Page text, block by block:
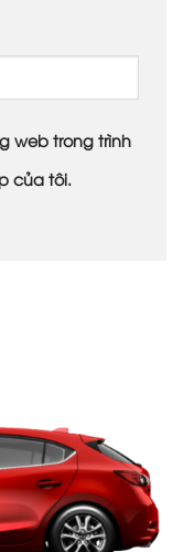
web trong trình
của tôi.